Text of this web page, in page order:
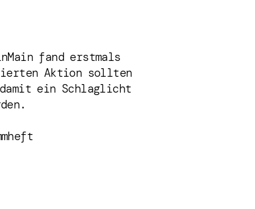
fand erstmals
Aktion sollten
damit ein Schlaglicht